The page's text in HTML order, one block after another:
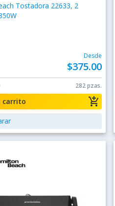
Tostadora 22633, 2
Desde
$375.00
282 pzas.
add_shopping_cart
carrito